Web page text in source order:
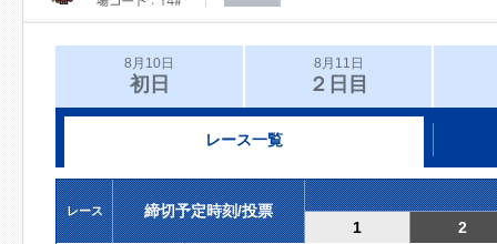
8月10日
初日
8月11日
２日目
レース一覧
レース
締切予定時刻/投票
1
2